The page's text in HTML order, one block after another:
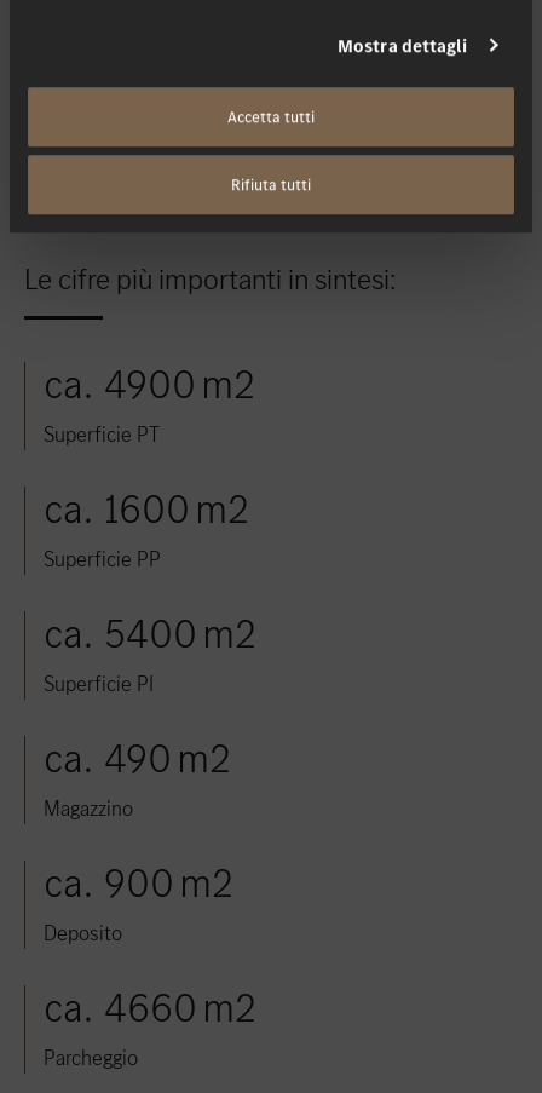
Mostra dettagli
Accetta tutti
Rifiuta tutti
Le cifre più importanti in sintesi:
ca. 4900 m2
Superficie PT
ca. 1600 m2
Superficie PP
ca. 5400 m2
Superficie PI
ca. 490 m2
Magazzino
ca. 900 m2
Deposito
ca. 4660 m2
Parcheggio